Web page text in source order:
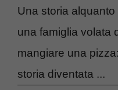
Una storia
una famiglia volata
mangiare una
storia diventata ...